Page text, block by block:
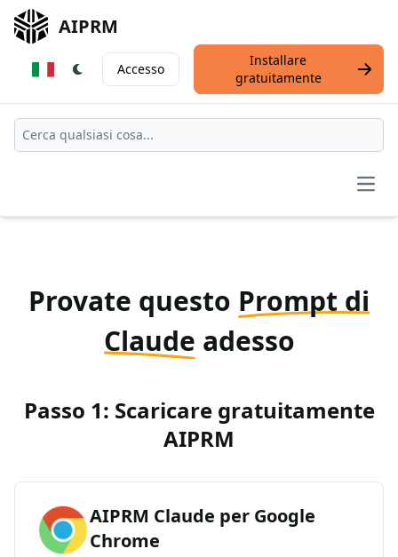
AIPRM
Accesso
Installare
gratuitamente
Provate questo Prompt di
Claude adesso
Passo 1: Scaricare gratuitamente
AIPRM
AIPRM Claude per Google
Chrome